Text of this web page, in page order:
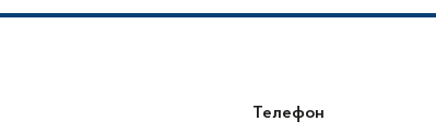
Телефон